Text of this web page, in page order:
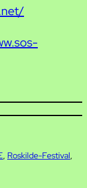
, Roskilde-Festival